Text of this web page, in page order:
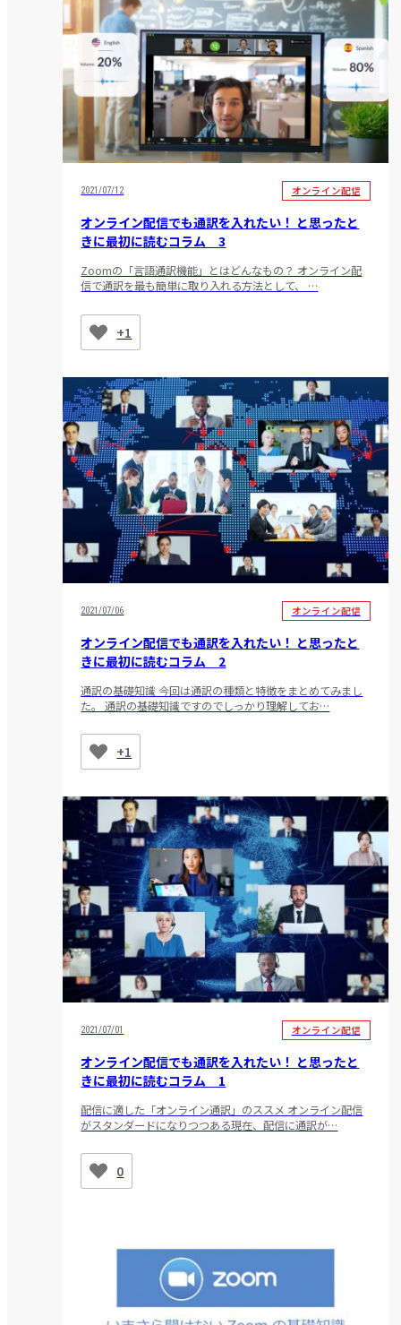
2021/07/12 オンライン配信
オンライン配信でも通訳を入れたい！ と思ったと
きに最初に読むコラム 3
Zoomの「言語通訳機能」とはどんなもの？ オンライン配
信で通訳を最も簡単に取り入れる方法として、 …
+1
2021/07/06 オンライン配信
オンライン配信でも通訳を入れたい！ と思ったと
きに最初に読むコラム 2
通訳の基礎知識 今回は通訳の種類と特徴をまとめてみまし
た。 通訳の基礎知識ですのでしっかり理解してお…
+1
2021/07/01 オンライン配信
オンライン配信でも通訳を入れたい！ と思ったと
きに最初に読むコラム 1
配信に適した「オンライン通訳」のススメ オンライン配信
がスタンダードになりつつある現在、配信に通訳が…
0